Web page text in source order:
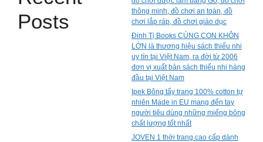
Posts
thông minh, đồ chơi an toàn, đồ
chơi lắp ráp, đồ chơi giáo dục
Đinh Tị Books CÙNG CON KHÔN
LỚN là thương hiệu sách thiếu nhi
uy tín tại Việt Nam, ra đời từ 2006
đơn vị xuất bản sách thiếu nhi hàng
đầu tại Việt Nam
Ipek Bông tẩy trang 100% cotton tự
nhiên Made in EU mang đến tay
người tiêu dùng những miếng bông
chất lượng tốt nhất
JOVEN 1 thời trang cao cấp dành